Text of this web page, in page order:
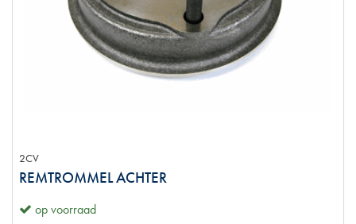
2CV
REMTROMMEL ACHTER
op voorraad